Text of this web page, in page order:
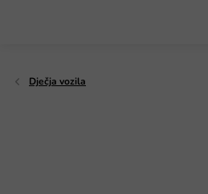
Dječja vozila